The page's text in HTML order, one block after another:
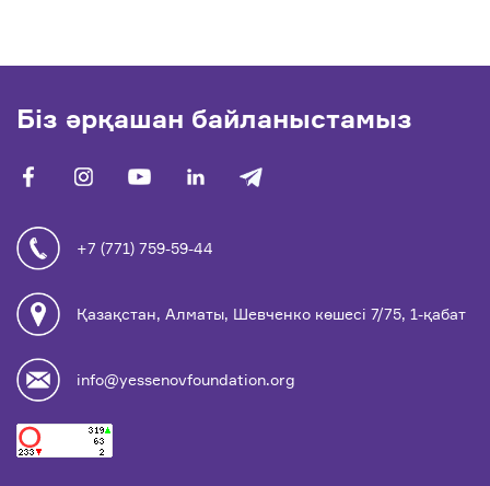
Біз әрқашан байланыстамыз
facebook youtube linkedin
+7 (771) 759-59-44
Қазақстан, Алматы, Шевченко көшесі 7/75, 1-қабат
info@yessenovfoundation.org